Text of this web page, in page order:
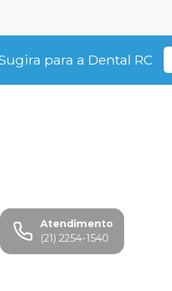
para a Dental RC
Atendimento
(21) 2254-1540